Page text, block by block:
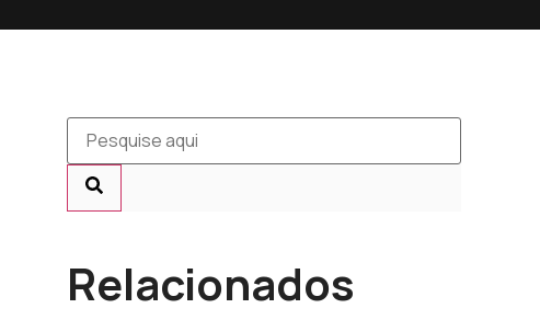
Relacionados